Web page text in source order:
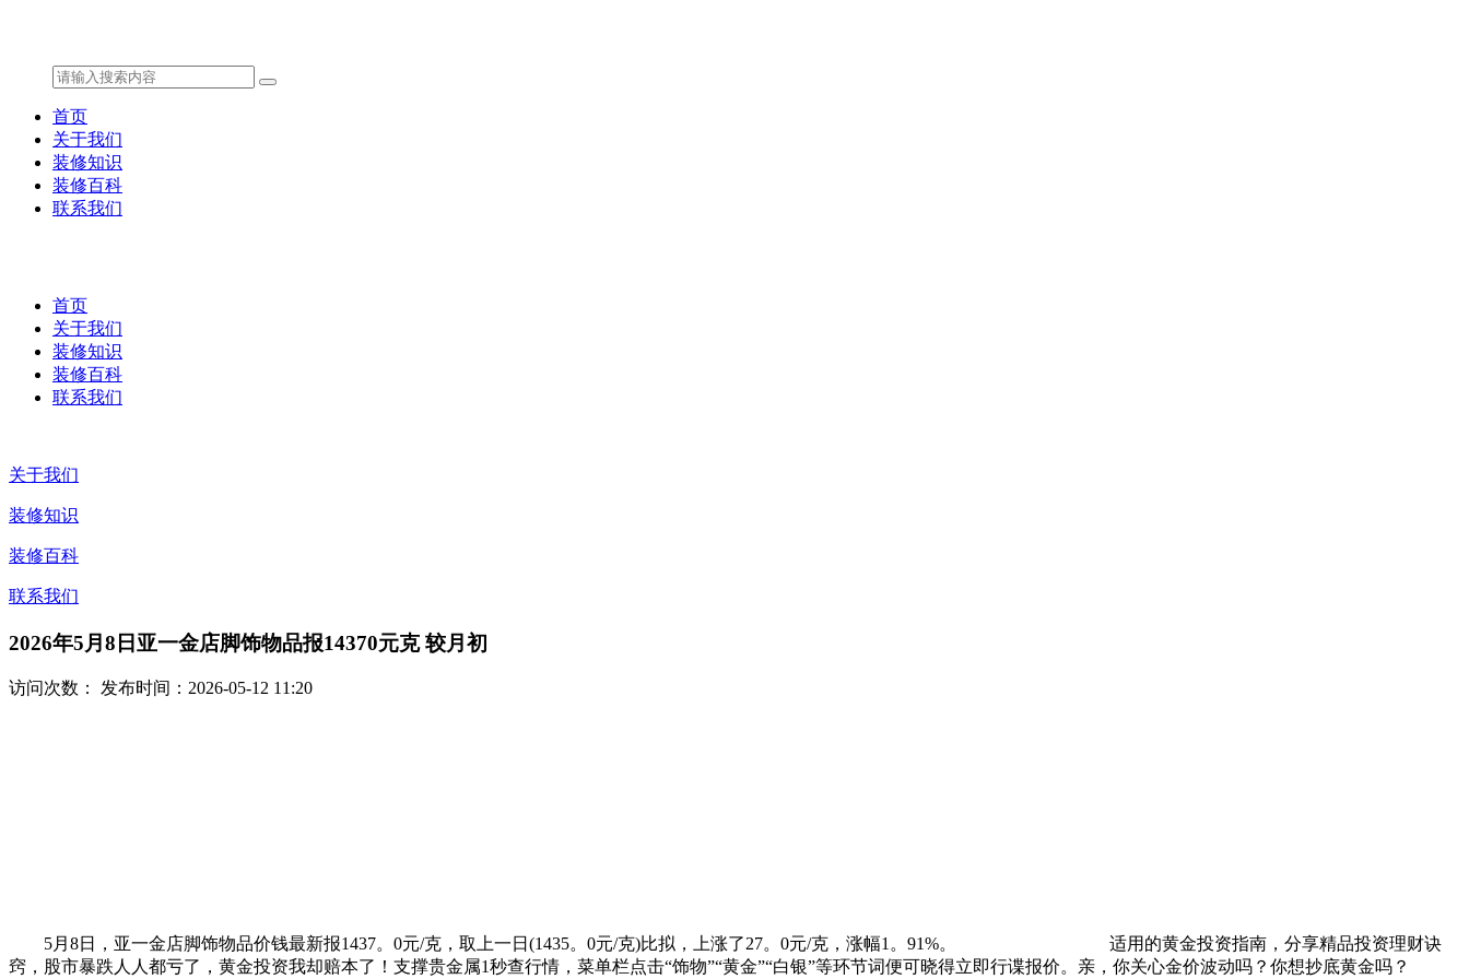
首页
关于我们
装修知识
装修百科
联系我们
首页
关于我们
装修知识
装修百科
联系我们
关于我们
装修知识
装修百科
联系我们
2026年5月8日亚一金店脚饰物品报14370元克 较月初
访问次数： 发布时间：2026-05-12 11:20
5月8日，亚一金店脚饰物品价钱最新报1437。0元/克，取上一日(1435。0元/克)比拟，上涨了27。0元/克，涨幅1。91%。
适用的黄金投资指南，分享精品投资理财诀
窍，股市暴跌人人都亏了，黄金投资我却赔本了！支撑贵金属1秒查行情，菜单栏点击“饰物”“黄金”“白银”等环节词便可晓得立即行谍报价。亲，你关心金价波动吗？你想抄底黄金吗？